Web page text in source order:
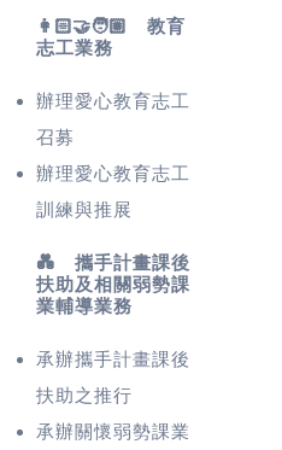
👩🏻‍🤝‍🧑🏼 教育
志工業務
辦理愛心教育志工
召募
辦理愛心教育志工
訓練與推展
💑 攜手計畫課後
扶助及相關弱勢課
業輔導業務
承辦攜手計畫課後
扶助之推行
承辦關懷弱勢課業